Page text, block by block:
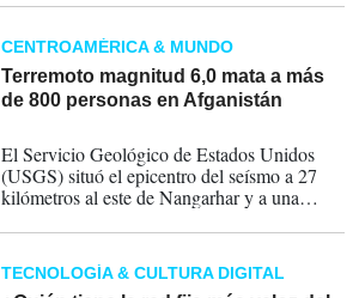
presunto atacante cerca de la Casa Blanca de
dos agentes de la Guardia Nacional.
CENTROAMÉRICA & MUNDO
Terremoto magnitud 6,0 mata a más
de 800 personas en Afganistán
El Servicio Geológico de Estados Unidos
(USGS) situó el epicentro del seísmo a 27
kilómetros al este de Nangarhar y a una
amplificar su poder de destrucción.
TECNOLOGÍA & CULTURA DIGITAL